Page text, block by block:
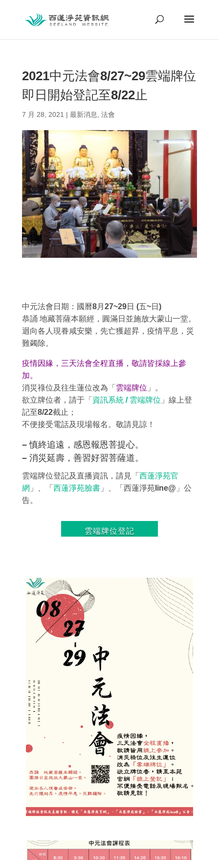
2021中元法會8/27~29雲端牌位
即日開始登記至8/22止
7 月 28, 2021 | 最新消息 法會
中元法會日期：國曆8月27~29日 (五~日)
恭誦 地藏菩薩本願經，圓滿日並施放大蒙山一堂。
迴向各人現眷咸安樂，先亡獲超昇，疫情平息，災
難蠲除。
疫情因緣，三天法會全程直播，敬請皆採線上參
加。
消災祿位及往生蓮位改為「 雲端牌位 」。
欲立牌位者，請于「 資訊系統 / 雲端牌位 」線上登
記至8/22截止 ；
不便接受電話及現場報名。敬請見諒！
– 慎終追遠，感恩報恩菩提心。
– 消災延壽，善習好習菩薩道。
雲端牌位登記及直播資訊，請見「 西蓮淨苑官
網 」、「 西蓮淨苑臉書」、「西蓮淨苑line@」公
告。
雲端牌位登記